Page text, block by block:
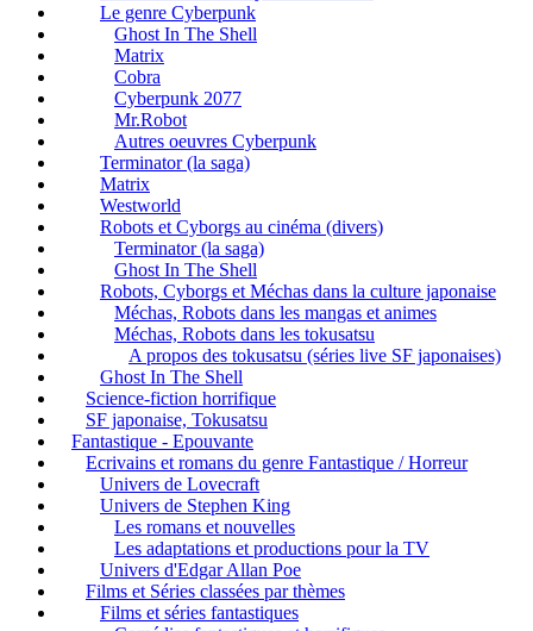
Le genre Cyberpunk
Ghost In The Shell
Matrix
Cobra
Cyberpunk 2077
Mr.Robot
Autres oeuvres Cyberpunk
Terminator (la saga)
Matrix
Westworld
Robots et Cyborgs au cinéma (divers)
Terminator (la saga)
Ghost In The Shell
Robots, Cyborgs et Méchas dans la culture japonaise
Méchas, Robots dans les mangas et animes
Méchas, Robots dans les tokusatsu
A propos des tokusatsu (séries live SF japonaises)
Ghost In The Shell
Science-fiction horrifique
SF japonaise, Tokusatsu
Fantastique - Epouvante
Ecrivains et romans du genre Fantastique / Horreur
Univers de Lovecraft
Univers de Stephen King
Les romans et nouvelles
Les adaptations et productions pour la TV
Univers d'Edgar Allan Poe
Films et Séries classées par thèmes
Films et séries fantastiques